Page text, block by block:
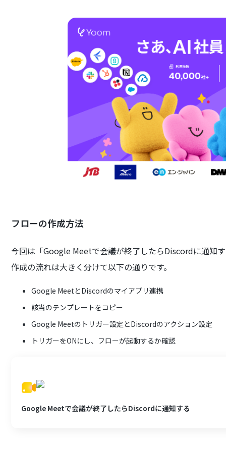
フローの作成方法
今回は「Google Meetで会議が終了したらDiscordに通知
作成の流れは大きく分けて以下の通りです。
Google MeetとDiscordのマイアプリ連携
該当のテンプレートをコピー
Google Meetのトリガー設定とDiscordのアクション設定
トリガーをONにし、フローが起動するか確認
Google Meetで会議が終了したらDiscordに通知する